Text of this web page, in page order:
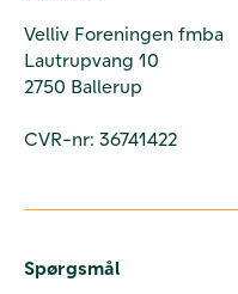
Velliv Foreningen fmba
Lautrupvang 10
2750 Ballerup
CVR-nr: 36741422
Spørgsmål